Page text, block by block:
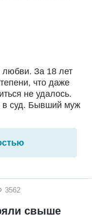
За 18 лет
что даже
не удалось.
в суд. Бывший муж
3562
свыше